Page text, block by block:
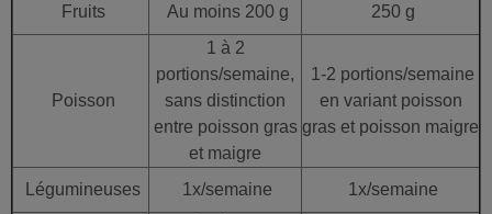
Fruits Au moins 200 g 250 g
Poisson
1 à 2
portions/semaine,
sans distinction
entre poisson gras
et maigre
1-2 portions/semaine
en variant poisson
gras et poisson maigre
Légumineuses 1x/semaine 1x/semaine